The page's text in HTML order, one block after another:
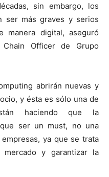
sin embargo, los
ser más graves y serios
manera digital, aseguró
Chain Officer de Grupo
abrirán nuevas y
y ésta es sólo una de
haciendo que la
ser un must, no una
ya que se trata
y garantizar la